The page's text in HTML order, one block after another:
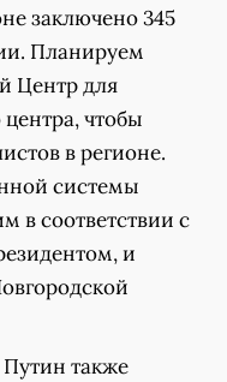
заключено 345
Планируем
Центр для
чтобы
в регионе.
системы
в соответствии с
и
Путин также